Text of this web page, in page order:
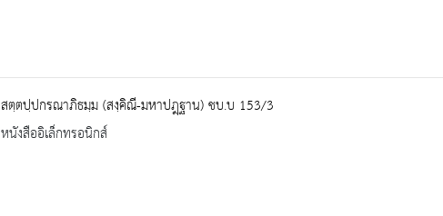
สตฺตปฺปกรณาภิธมฺม (สงฺคิณี-มหาปฎฺฐาน) ชบ.บ 153/3
หนังสืออิเล็กทรอนิกส์